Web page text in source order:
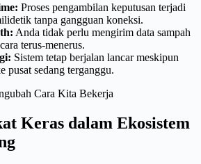
Proses pengambilan keputusan terjadi
tanpa gangguan koneksi.
Anda tidak perlu mengirim data sampah
terus-menerus.
Sistem tetap berjalan lancar meskipun
pusat sedang terganggu.
Keras dalam Ekosistem